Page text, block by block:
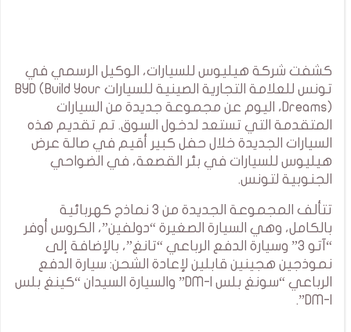
كشفت شركة هيليوس للسيارات، الوكيل الرسمي في
تونس للعلامة التجارية الصينية للسيارات BYD (Build Your
Dreams)، اليوم عن مجموعة جديدة من السيارات
المتقدمة التي تستعد لدخول السوق. تم تقديم هذه
السيارات الجديدة خلال حفل كبير أقيم في صالة عرض
هيليوس للسيارات في بئر القصعة، في الضواحي
الجنوبية لتونس.
تتألف المجموعة الجديدة من 3 نماذج كهربائية
بالكامل، وهي السيارة الصغيرة “دولفين”، الكروس أوفر
“آتو 3” وسيارة الدفع الرباعي “تانغ”، بالإضافة إلى
نموذجين هجينين قابلين لإعادة الشحن: سيارة الدفع
الرباعي “سونغ بلس DM-I” والسيارة السيدان “كينغ بلس
DM-I”.